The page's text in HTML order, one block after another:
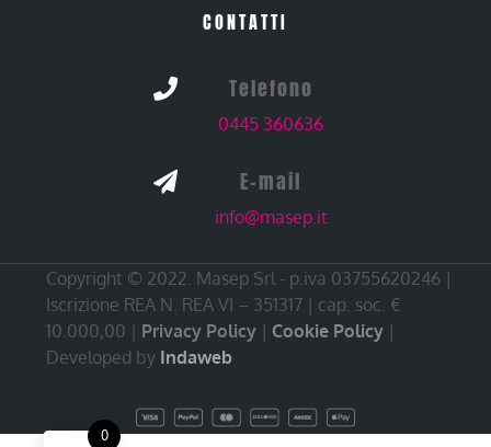
CONTATTI
 Telefono
0445 360636
 E-mail
info@masep.it
Copyright © 2022. Masep Srl - p.iva 03755620246 |
Iscrizione REA N. REA VI – 351317 | cap. soc. €
10.000,00 | Privacy Policy | Cookie Policy |
Developed by Indaweb
0